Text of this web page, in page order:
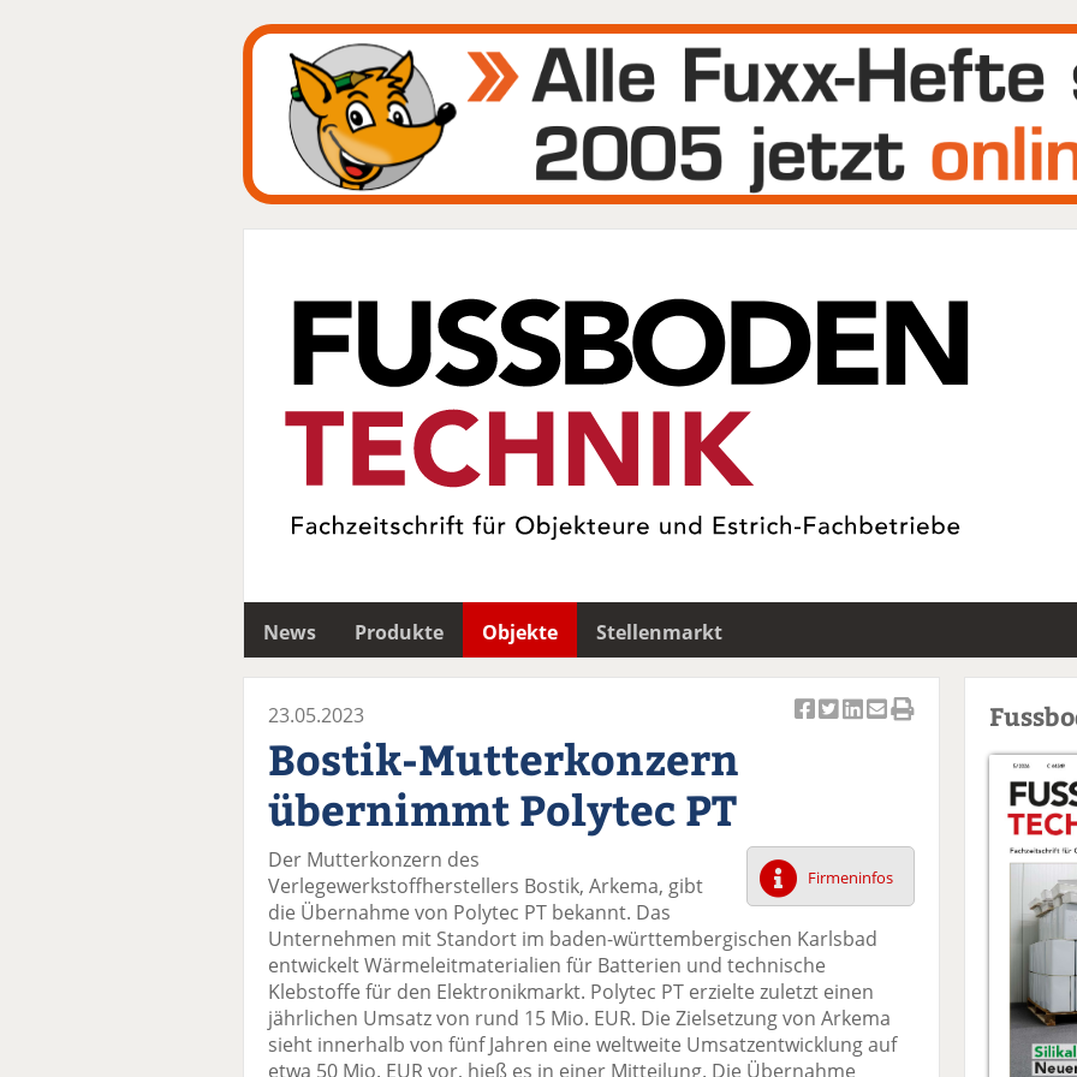
News Produkte Objekte
Stellenmarkt
a
uf
F
e
b
o
o
k
t
wi
tt
n
a
uf
Li
k
di
n
te
p
er
E
ai
v
er
se
D
ru
ck
23.05.2023
Bostik-Mutterkonzern
übernimmt Polytec PT
Firmeninfos
Der Mutterkonzern des
Verlegewerkstoffherstellers Bostik, Arkema, gibt
die Übernahme von Polytec PT bekannt. Das
Unternehmen mit Standort im baden-württembergischen Karlsbad
entwickelt Wärmeleitmaterialien für Batterien und technische
Klebstoffe für den Elektronikmarkt. Polytec PT erzielte zuletzt einen
jährlichen Umsatz von rund 15 Mio. EUR. Die Zielsetzung von Arkema
sieht innerhalb von fünf Jahren eine weltweite Umsatzentwicklung auf
etwa 50 Mio. EUR vor, hieß es in einer Mitteilung. Die Übernahme